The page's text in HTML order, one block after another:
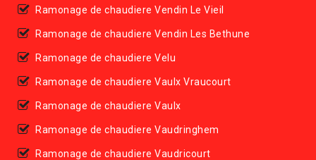
Ramonage de chaudiere Vendin Le Vieil
Ramonage de chaudiere Vendin Les Bethune
Ramonage de chaudiere Velu
Ramonage de chaudiere Vaulx Vraucourt
Ramonage de chaudiere Vaulx
Ramonage de chaudiere Vaudringhem
Ramonage de chaudiere Vaudricourt